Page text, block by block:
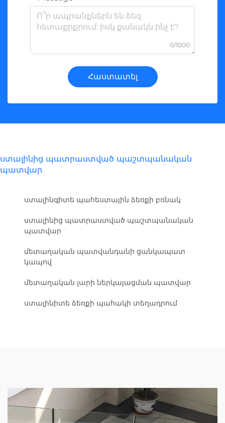
0/1000
Հաստատել
ստալինից պատրաստված պաշտպանական
պատվար
ստալինգիտե պահեստային ձեռքի բռնակ
ստալինից պատրաստված պաշտպանական
պատվար
մետաղական պատվանդանի ցանկապատ
կապով
մետաղական լարի ներկայացման պատվար
ստալինիտե ձեռքի պահակի տեղադրում